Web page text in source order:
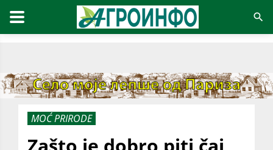
MOĆ PRIRODE